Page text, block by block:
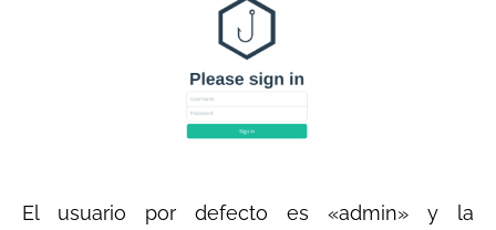
El usuario por defecto es «admin» y la